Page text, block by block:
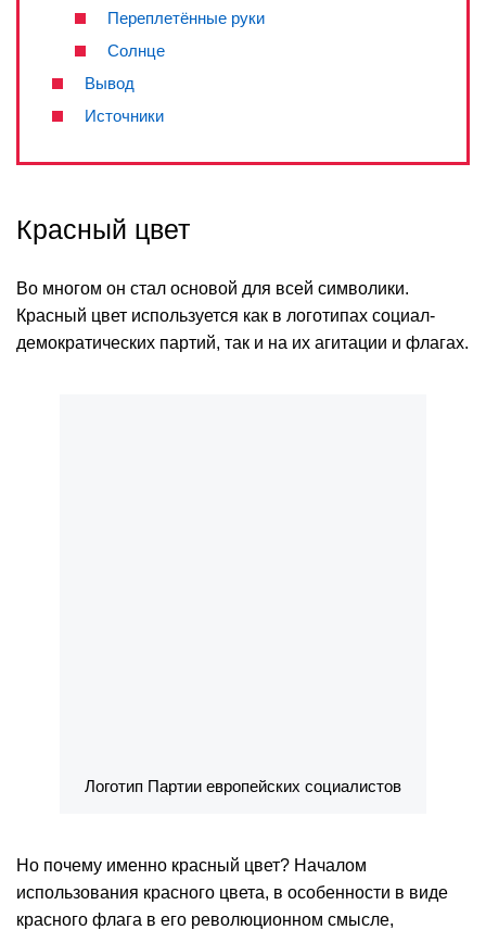
Переплетённые руки
Солнце
Вывод
Источники
Красный цвет
Во многом он стал основой для всей символики.
Красный цвет используется как в логотипах социал-
демократических партий, так и на их агитации и флагах.
Логотип Партии европейских социалистов
Но почему именно красный цвет? Началом
использования красного цвета, в особенности в виде
красного флага в его революционном смысле,